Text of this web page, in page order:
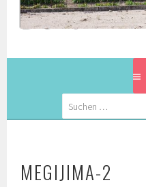
8900KM.
Suchen
nach:
MEGIJIMA-2